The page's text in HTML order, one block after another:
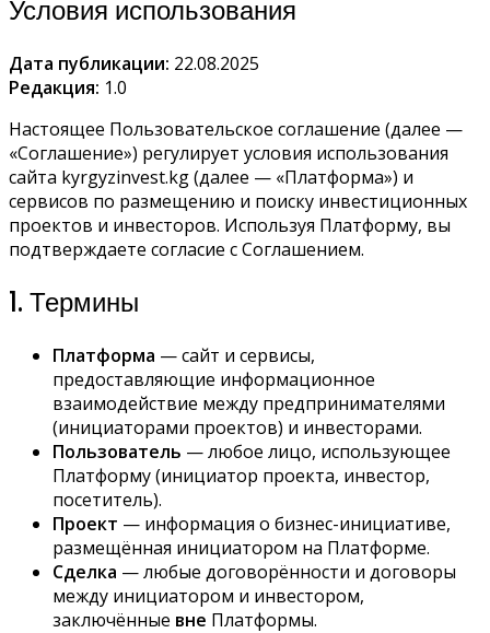
Условия использования
Дата публикации: 22.08.2025
Редакция: 1.0
Настоящее Пользовательское соглашение (далее —
«Соглашение») регулирует условия использования
сайта kyrgyzinvest.kg (далее — «Платформа») и
сервисов по размещению и поиску инвестиционных
проектов и инвесторов. Используя Платформу, вы
подтверждаете согласие с Соглашением.
1. Термины
Платформа — сайт и сервисы,
предоставляющие информационное
взаимодействие между предпринимателями
(инициаторами проектов) и инвесторами.
Пользователь — любое лицо, использующее
Платформу (инициатор проекта, инвестор,
посетитель).
Проект — информация о бизнес-инициативе,
размещённая инициатором на Платформе.
Сделка — любые договорённости и договоры
между инициатором и инвестором,
заключённые вне Платформы.